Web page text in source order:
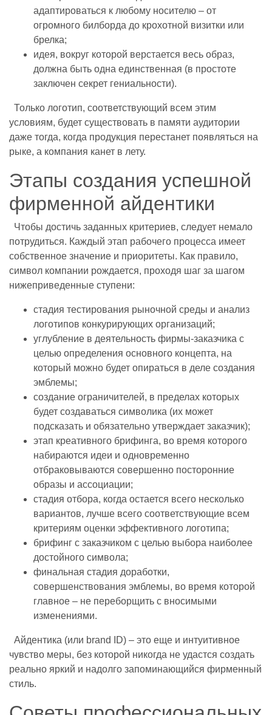
адаптироваться к любому носителю – от
огромного билборда до крохотной визитки или
брелка;
идея, вокруг которой верстается весь образ,
должна быть одна единственная (в простоте
заключен секрет гениальности).
Только логотип, соответствующий всем этим
условиям, будет существовать в памяти аудитории
даже тогда, когда продукция перестанет появляться на
рыке, а компания канет в лету.
Этапы создания успешной
фирменной айдентики
Чтобы достичь заданных критериев, следует немало
потрудиться. Каждый этап рабочего процесса имеет
собственное значение и приоритеты. Как правило,
символ компании рождается, проходя шаг за шагом
нижеприведенные ступени:
стадия тестирования рыночной среды и анализ
логотипов конкурирующих организаций;
углубление в деятельность фирмы-заказчика с
целью определения основного концепта, на
который можно будет опираться в деле создания
эмблемы;
создание ограничителей, в пределах которых
будет создаваться символика (их может
подсказать и обязательно утверждает заказчик);
этап креативного брифинга, во время которого
набираются идеи и одновременно
отбраковываются совершенно посторонние
образы и ассоциации;
стадия отбора, когда остается всего несколько
вариантов, лучше всего соответствующие всем
критериям оценки эффективного логотипа;
брифинг с заказчиком с целью выбора наиболее
достойного символа;
финальная стадия доработки,
совершенствования эмблемы, во время которой
главное – не переборщить с вносимыми
изменениями.
Айдентика (или brand ID) – это еще и интуитивное
чувство меры, без которой никогда не удастся создать
реально яркий и надолго запоминающийся фирменный
стиль.